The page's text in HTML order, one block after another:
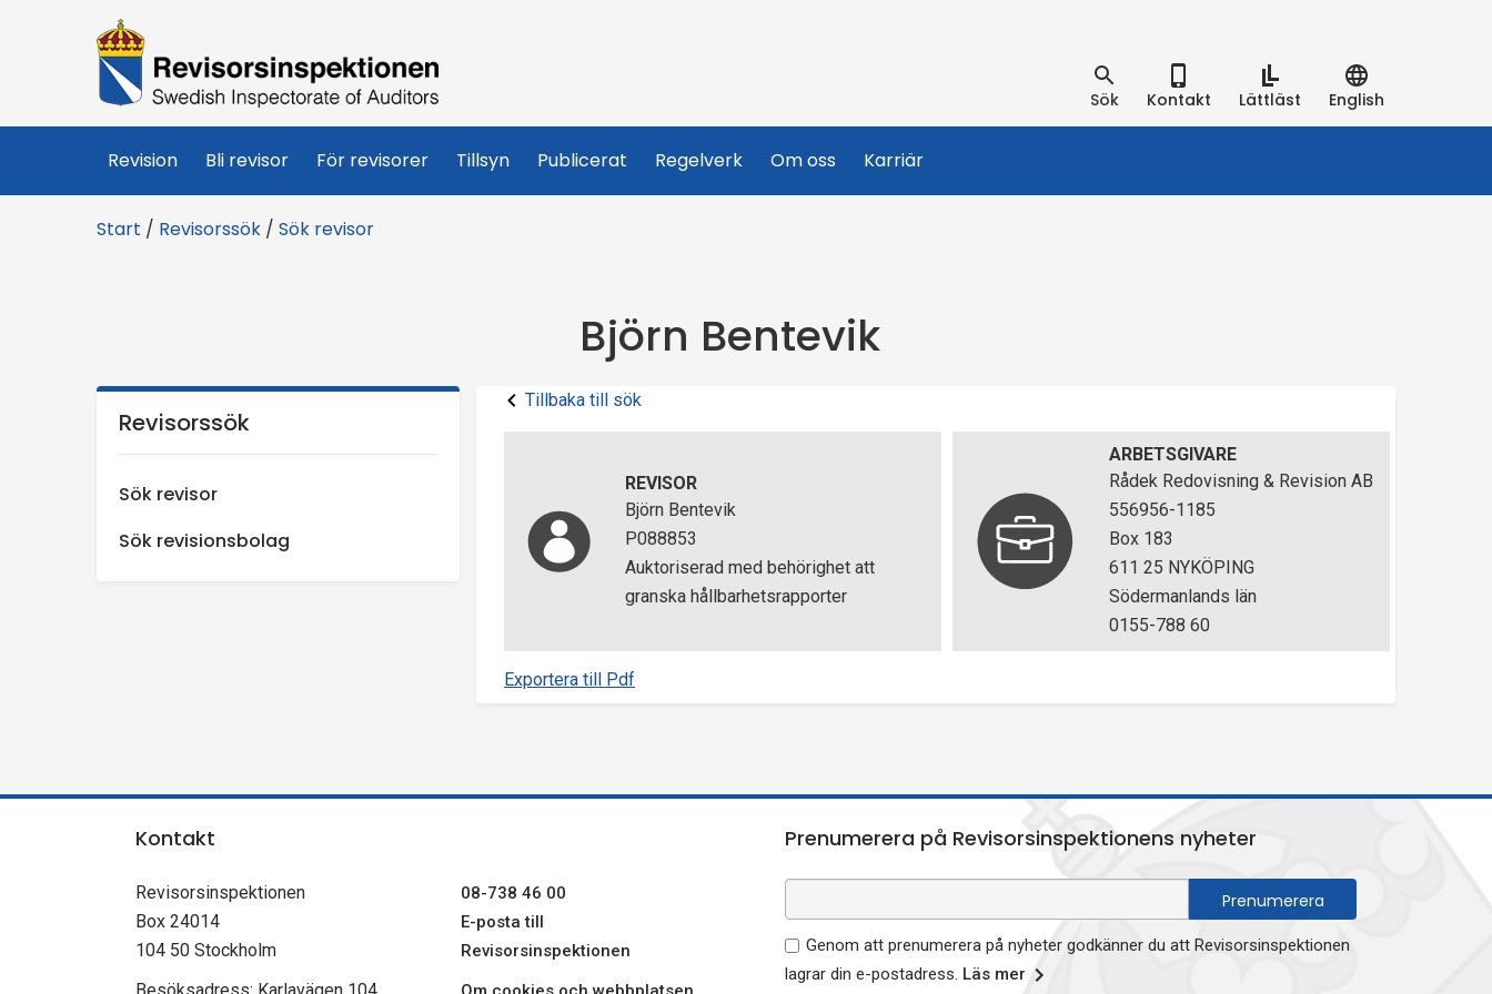
R
e
v
i
r
n
Sök Kontakt Lättläst English
Revision Bli revisor För revisorer Tillsyn Publicerat Regelverk Om oss Karriär
Start / Revisorssök / Sök revisor
Björn Bentevik
Tillbaka till sök
REVISOR
Björn Bentevik
P088853
Auktoriserad med behörighet att
granska hållbarhetsrapporter
ARBETSGIVARE
Rådek Redovisning & Revision AB
556956-1185
Box 183
611 25 NYKÖPING
Södermanlands län
0155-788 60
Exportera till Pdf
Revisorssök
Sök revisor
Sök revisionsbolag
Kontakt
Revisorsinspektionen
Box 24014
104 50 Stockholm
08-738 46 00
E-posta till
Revisorsinspektionen
Prenumerera på Revisorsinspektionens nyheter
Genom att prenumerera på nyheter godkänner du att Revisorsinspektionen
lagrar din e-postadress. Läs mer